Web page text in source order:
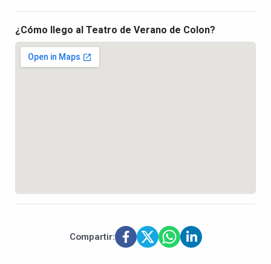
¿Cómo llego al Teatro de Verano de Colon?
Compartir: